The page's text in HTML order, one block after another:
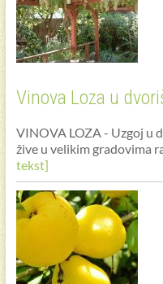
Vinova Loza u
VINOVA LOZA - Uzgoj u
žive u velikim gradovima
tekst]